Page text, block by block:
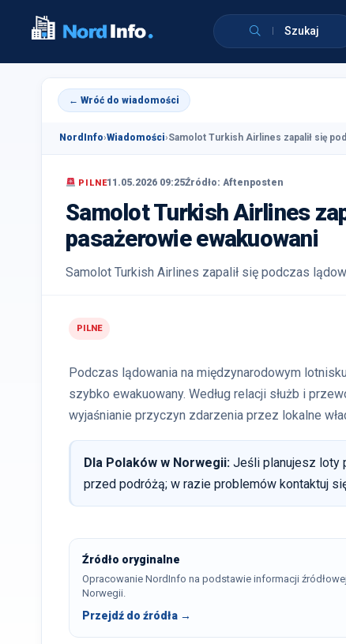
Szukaj
← Wróć do wiadomości
NordInfo›Wiadomości›Samolot Turkish Airlines zapalił się
PILNE11.05.2026 09:25Źródło: Aftenposten
Samolot Turkish Airlines
pasażerowie ewakuowani
Samolot Turkish Airlines zapalił się podczas
PILNE
Podczas lądowania na międzynarodowym
szybko ewakuowany. Według relacji służb i
wyjaśnianie przyczyn zdarzenia przez lokalne
Dla Polaków w Norwegii: Jeśli planujesz loty
przed podróżą; w razie problemów kontaktuj
Źródło oryginalne
Opracowanie NordInfo na podstawie informacji
Norwegii.
Przejdź do źródła →